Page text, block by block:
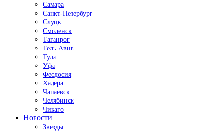
Самара
Санкт-Петербург
Слуцк
Смоленск
Таганрог
Тель-Авив
Тула
Уфа
Феодосия
Хадера
Чапаевск
Челябинск
Чикаго
Новости
Звезды